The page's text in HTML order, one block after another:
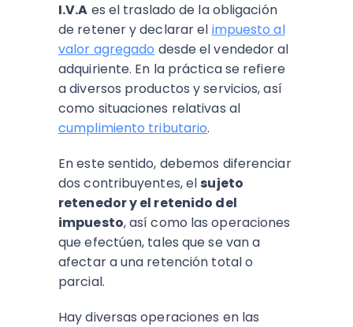
I.V.A es el traslado de la obligación
de retener y declarar el impuesto al
valor agregado desde el vendedor al
adquiriente. En la práctica se refiere
a diversos productos y servicios, así
como situaciones relativas al
cumplimiento tributario.
En este sentido, debemos diferenciar
dos contribuyentes, el sujeto
retenedor y el retenido del
impuesto, así como las operaciones
que efectúen, tales que se van a
afectar a una retención total o
parcial.
Hay diversas operaciones en las